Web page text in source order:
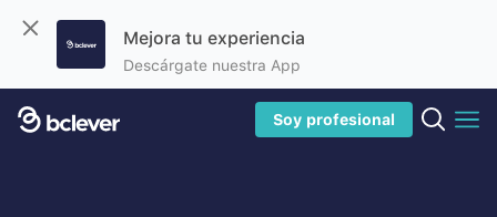
Mejora tu experiencia
Descárgate nuestra App
Soy profesional